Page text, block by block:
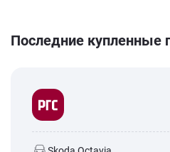
Последние купленные